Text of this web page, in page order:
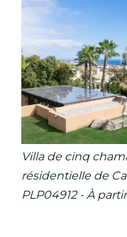
Villa de cinq
résidentielle de
PLP04912 - À